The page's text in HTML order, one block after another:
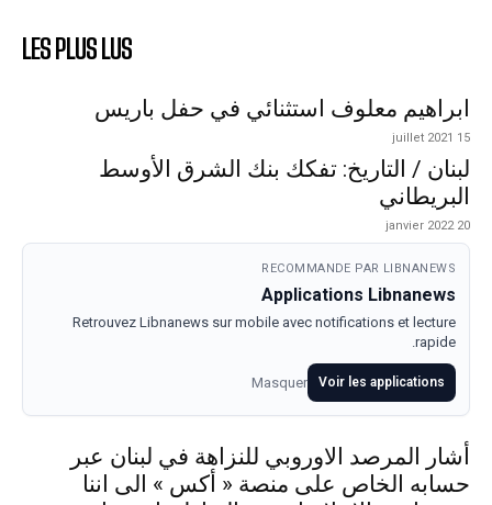
LES PLUS LUS
ابراهيم معلوف استثنائي في حفل باريس
15 juillet 2021
لبنان / التاريخ: تفكك بنك الشرق الأوسط
البريطاني
20 janvier 2022
RECOMMANDE PAR LIBNANEWS
Applications Libnanews
Retrouvez Libnanews sur mobile avec notifications et lecture
rapide.
Voir les applications
Masquer
أشار المرصد الاوروبي للنزاهة في لبنان عبر
حسابه الخاص على منصة « أكس » الى اننا